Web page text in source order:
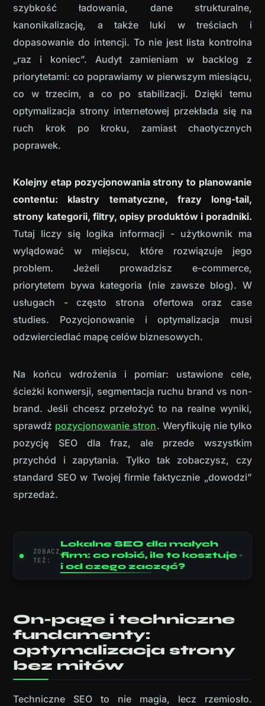
szybkość ładowania, dane strukturalne,
kanonikalizację, a także luki w treściach i
dopasowanie do intencji. To nie jest lista kontrolna
„raz i koniec”. Audyt zamieniam w backlog z
priorytetami: co poprawiamy w pierwszym miesiącu,
co w trzecim, a co po stabilizacji. Dzięki temu
optymalizacja strony internetowej przekłada się na
ruch krok po kroku, zamiast chaotycznych
poprawek.
Kolejny etap pozycjonowania strony to planowanie
contentu: klastry tematyczne, frazy long-tail,
strony kategorii, filtry, opisy produktów i poradniki.
Tutaj liczy się logika informacji - użytkownik ma
wylądować w miejscu, które rozwiązuje jego
problem. Jeżeli prowadzisz e-commerce,
priorytetem bywa kategoria (nie zawsze blog). W
usługach - często strona ofertowa oraz case
studies. Pozycjonowanie i optymalizacja musi
odzwierciedlać mapę celów biznesowych.
Na końcu wdrożenia i pomiar: ustawione cele,
ścieżki konwersji, segmentacja ruchu brand vs non-
brand. Jeśli chcesz przełożyć to na realne wyniki,
sprawdź pozycjonowanie stron. Weryfikuję nie tylko
pozycję SEO dla fraz, ale przede wszystkim
przychód i zapytania. Tylko tak zobaczysz, czy
standard SEO w Twojej firmie faktycznie „dowodzi”
sprzedaż.
ZOBACZ
TEŻ:
Lokalne SEO dla małych
firm: co robić, ile to kosztuje
i od czego zacząć?
On-page i techniczne
fundamenty:
optymalizacja strony
bez mitów
Techniczne SEO to nie magia, lecz rzemiosło.